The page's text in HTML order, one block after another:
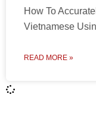
How To
Vietnamese
READ MORE »